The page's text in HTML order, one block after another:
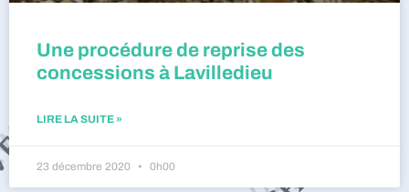
Une procédure de reprise des
concessions à Lavilledieu
LIRE LA SUITE »
23 décembre 2020 0h00